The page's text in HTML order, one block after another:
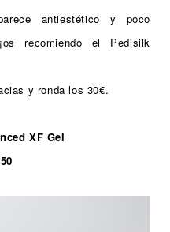
antiestético y poco
¡os recomiendo el Pedisilk
y ronda los 30€.
XF Gel